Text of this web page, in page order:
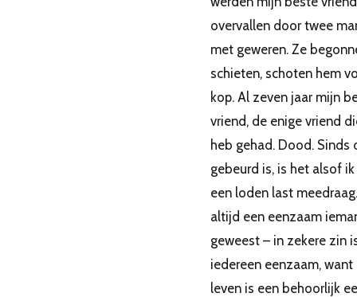
overvallen door twee
met geweren. Ze
schieten, schoten hem
kop. Al zeven jaar mijn
vriend, de enige vriend
heb gehad. Dood. Sinds
gebeurd is, is het alsof
een loden last
altijd een eenzaam
geweest – in zekere zin
iedereen eenzaam, want
leven is een behoorlijk